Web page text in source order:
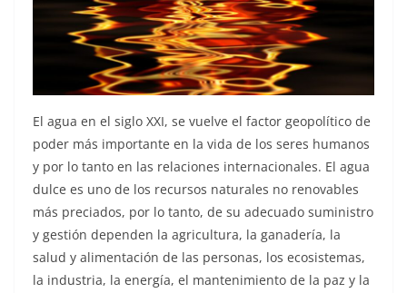
El agua en el siglo XXI, se vuelve el factor geopolítico de
poder más importante en la vida de los seres humanos
y por lo tanto en las relaciones internacionales. El agua
dulce es uno de los recursos naturales no renovables
más preciados, por lo tanto, de su adecuado suministro
y gestión dependen la agricultura, la ganadería, la
salud y alimentación de las personas, los ecosistemas,
la industria, la energía, el mantenimiento de la paz y la